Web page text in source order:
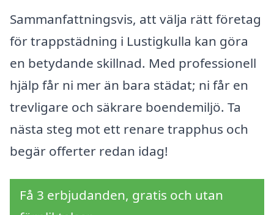
Sammanfattningsvis, att välja rätt företag
för trappstädning i Lustigkulla kan göra
en betydande skillnad. Med professionell
hjälp får ni mer än bara städat; ni får en
trevligare och säkrare boendemiljö. Ta
nästa steg mot ett renare trapphus och
begär offerter redan idag!
Få 3 erbjudanden, gratis och utan